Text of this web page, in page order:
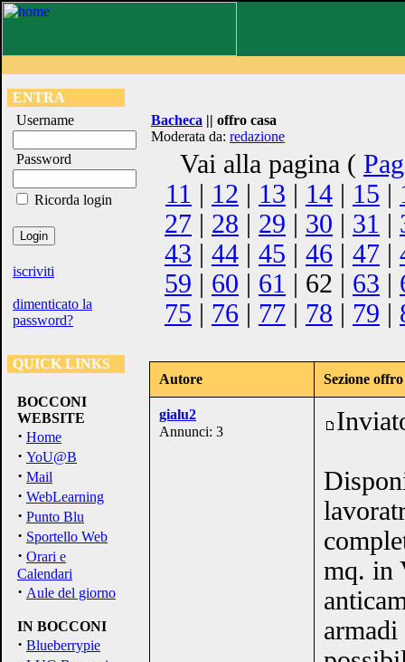
ENTRA
Username
Password
Ricorda login
iscriviti
dimenticato la
password?
QUICK LINKS
BOCCONI
WEBSITE
· Home
· YoU@B
· Mail
· WebLearning
· Punto Blu
· Sportello Web
· Orari e
Calendari
· Aule del giorno
IN BOCCONI
· Blueberrypie
Bacheca || offro casa
Moderata da: redazione
Vai alla pagina (
11 | 12 | 13 | 14 | 15 |
27 | 28 | 29 | 30 | 31 |
43 | 44 | 45 | 46 | 47 |
59 | 60 | 61 | 62 | 63 |
75 | 76 | 77 | 78 | 79 |
Autore Sezione offro
gialu2
Annunci: 3
mq. in